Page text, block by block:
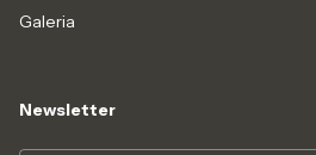
Galeria
Newsletter